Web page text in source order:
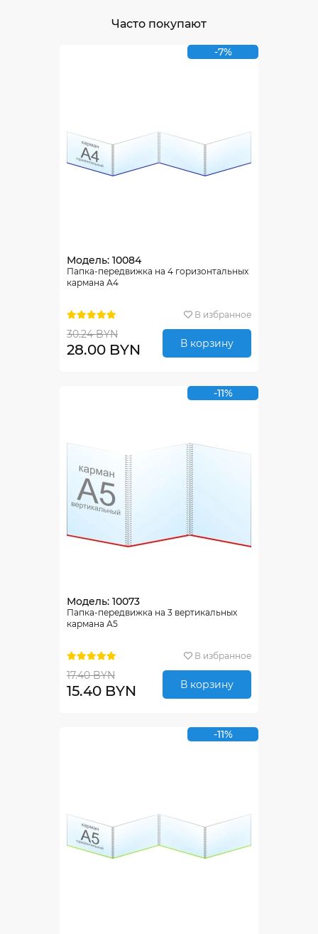
Часто покупают
-7%
Модель: 10084
Папка-передвижка на 4 горизонтальных
кармана А4
В избранное
30.24 BYN
28.00 BYN В корзину
-11%
Модель: 10073
Папка-передвижка на 3 вертикальных
кармана А5
В избранное
17.40 BYN
15.40 BYN В корзину
-11%